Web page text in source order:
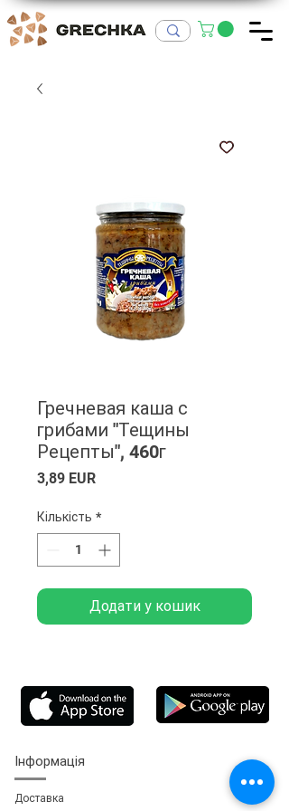
Гречневая каша с
грибами "Тещины
Рецепты", 460г
3,89 EURЦіна
Кількість *
Додати у кошик
Інформація
Доставка